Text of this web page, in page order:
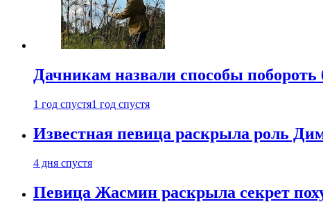
Дачникам назвали способы побороть
1 год спустя1 год спустя
Известная певица раскрыла роль
4 дня спустя
Певица Жасмин раскрыла секрет